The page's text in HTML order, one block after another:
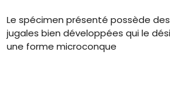
Le spécimen présenté possède
jugales bien développées qui le
une forme microconque